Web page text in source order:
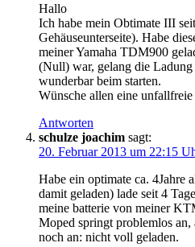
Hallo
Ich habe mein Obtimate III
Gehäuseunterseite). Habe
meiner Yamaha TDM900
(Null) war, gelang die
wunderbar beim starten.
Wünsche allen eine unfallfreie
Antworten
schulze joachim sagt:
20. Februar 2013 um 22:15
Habe ein optimate ca. 4Jahre
damit geladen) lade seit 4
meine batterie von meiner
Moped springt problemlos an,
noch an: nicht voll geladen.